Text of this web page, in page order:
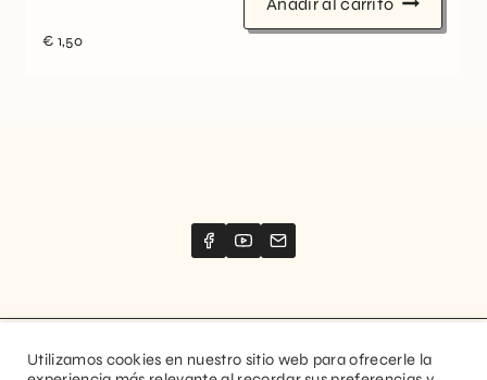
€ 1,50
Añadir al carrito
Utilizamos cookies en nuestro sitio web para ofrecerle la